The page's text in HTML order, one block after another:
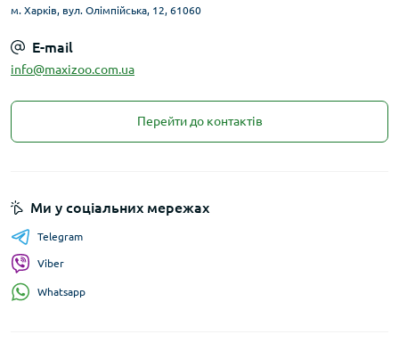
м. Харків, вул. Олімпійська, 12, 61060
E-mail
info@maxizoo.com.ua
Перейти до контактів
Ми у соціальних мережах
Telegram
Viber
Whatsapp